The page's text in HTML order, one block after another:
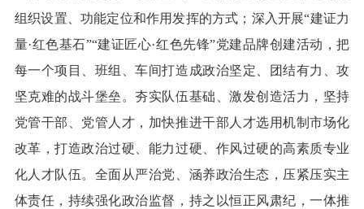
组织设置、功能定位和作用发挥的方式；深入开展“建证力
量·红色基石”“建证匠心·红色先锋”党建品牌创建活动，把
每一个项目、班组、车间打造成政治坚定、团结有力、攻
坚克难的战斗堡垒。夯实队伍基础、激发创造活力，坚持
党管干部、党管人才，加快推进干部人才选用机制市场化
改革，打造政治过硬、能力过硬、作风过硬的高素质专业
化人才队伍。全面从严治党、涵养政治生态，压紧压实主
体责任，持续强化政治监督，持之以恒正风肃纪，一体推